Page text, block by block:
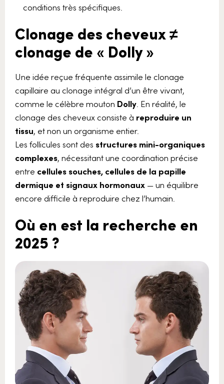
conditions très spécifiques.
Clonage des cheveux ≠
clonage de « Dolly »
Une idée reçue fréquente assimile le clonage
capillaire au clonage intégral d’un être vivant,
comme le célèbre mouton Dolly . En réalité, le
clonage des cheveux consiste à reproduire un
tissu, et non un organisme entier.
Les follicules sont des structures mini-organiques
complexes, nécessitant une coordination précise
entre cellules souches, cellules de la papille
dermique et signaux hormonaux — un équilibre
encore difficile à reproduire chez l’humain.
Où en est la recherche en
2025 ?